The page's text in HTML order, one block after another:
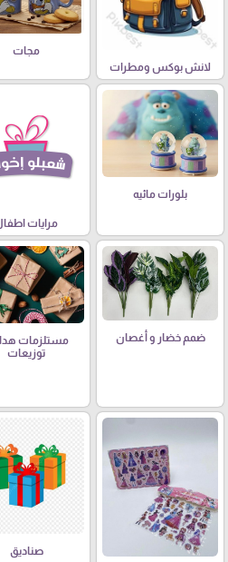
لانش بوكس ومطرات
مجات
بلورات مائيه
مرايات
ضمم خضار و أغصان
مستلزمات
توزيعات
صناديق